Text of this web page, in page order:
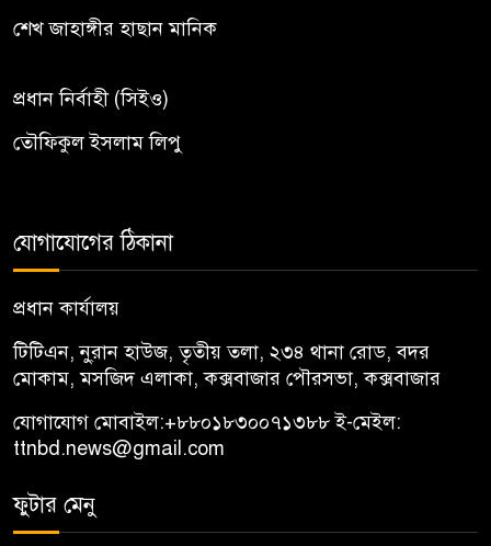
শেখ জাহাঙ্গীর হাছান মানিক
প্রধান নির্বাহী (সিইও)
তৌফিকুল ইসলাম লিপু
যোগাযোগের ঠিকানা
প্রধান কার্যালয়
টিটিএন, নু্রান হাউজ, তৃতীয় তলা, ২৩৪ থানা রোড, বদর
মোকাম, মসজিদ এলাকা, কক্সবাজার পৌরসভা, কক্সবাজার
যোগাযোগ মোবাইল:+৮৮০১৮৩০০৭১৩৮৮ই-মেইল:
ttnbd.news@gmail.com
ফুটার মেনু